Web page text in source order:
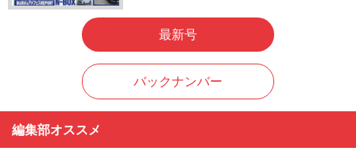
最新号
バックナンバー
編集部オススメ